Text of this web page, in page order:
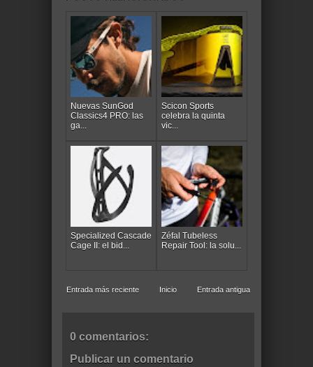
Nuevas SunGod
Classics4 PRO: las
ga...
Scicon Sports
celebra la quinta
vic...
Specialized Cascade
Cage II: el bid...
Zéfal Tubeless
Repair Tool: la solu...
Entrada más reciente Entrada antigua
Inicio
0 comentarios:
Publicar un comentario